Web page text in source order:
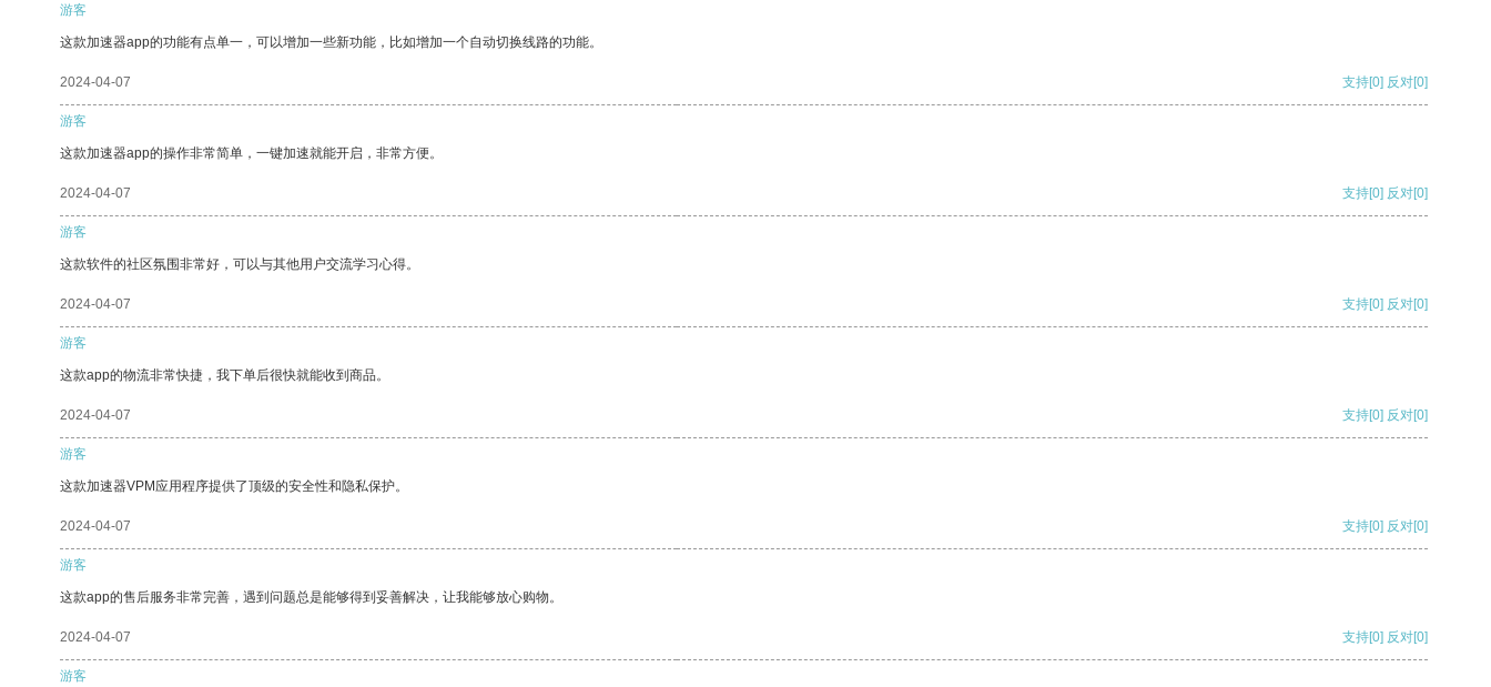
游客
这款加速器app的功能有点单一，可以增加一些新功能，比如增加一个自动切换线路的功能。
2024-04-07 支持[0] 反对[0]
游客
这款加速器app的操作非常简单，一键加速就能开启，非常方便。
2024-04-07 支持[0] 反对[0]
游客
这款软件的社区氛围非常好，可以与其他用户交流学习心得。
2024-04-07 支持[0] 反对[0]
游客
这款app的物流非常快捷，我下单后很快就能收到商品。
2024-04-07 支持[0] 反对[0]
游客
这款加速器VPM应用程序提供了顶级的安全性和隐私保护。
2024-04-07 支持[0] 反对[0]
游客
这款app的售后服务非常完善，遇到问题总是能够得到妥善解决，让我能够放心购物。
2024-04-07 支持[0] 反对[0]
游客